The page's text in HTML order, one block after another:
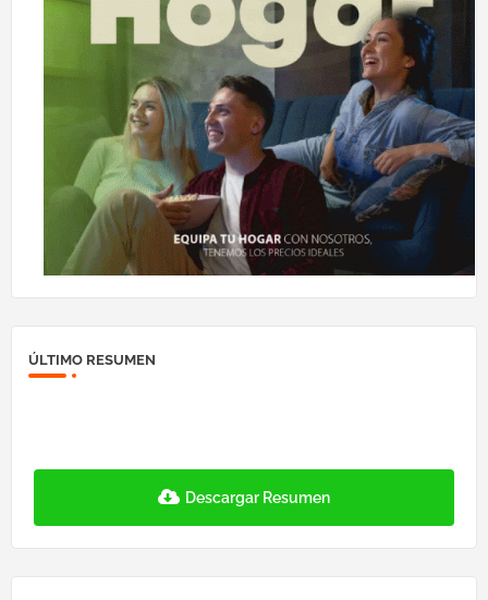
ÚLTIMO RESUMEN
Descargar Resumen